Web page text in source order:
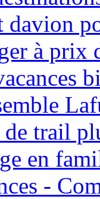
à prix
de trail
en
-